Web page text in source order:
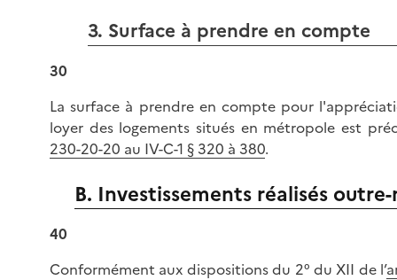
3. Surface à prendre en compte
30
La surface à prendre en compte pour
loyer des logements situés en métropole est
230-20-20 au IV-C-1 § 320 à 380.
B. Investissements réalisés
40
Conformément aux dispositions du 2° du XII de l’